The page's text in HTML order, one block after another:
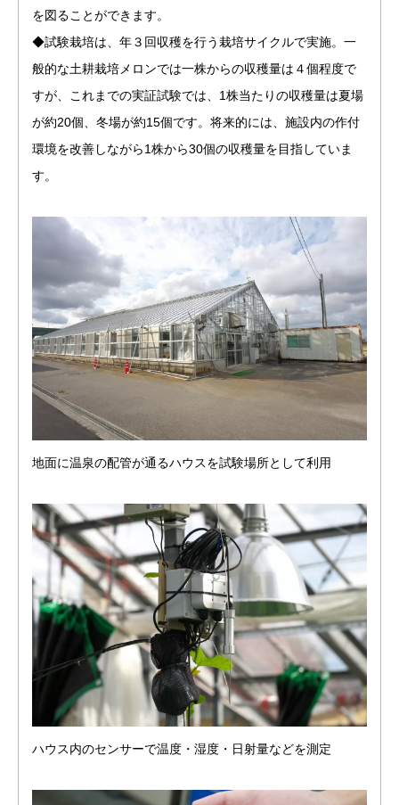
を図ることができます。
◆試験栽培は、年３回収穫を行う栽培サイクルで実施。一
般的な土耕栽培メロンでは一株からの収穫量は４個程度で
すが、これまでの実証試験では、1株当たりの収穫量は夏場
が約20個、冬場が約15個です。将来的には、施設内の作付
環境を改善しながら1株から30個の収穫量を目指していま
す。
地面に温泉の配管が通るハウスを試験場所として利用
ハウス内のセンサーで温度・湿度・日射量などを測定